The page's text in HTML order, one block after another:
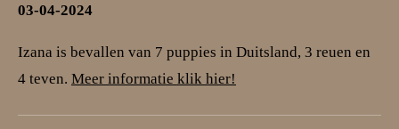
03-04-2024
Izana is bevallen van 7 puppies in Duitsland, 3 reuen en
4 teven. Meer informatie klik hier!